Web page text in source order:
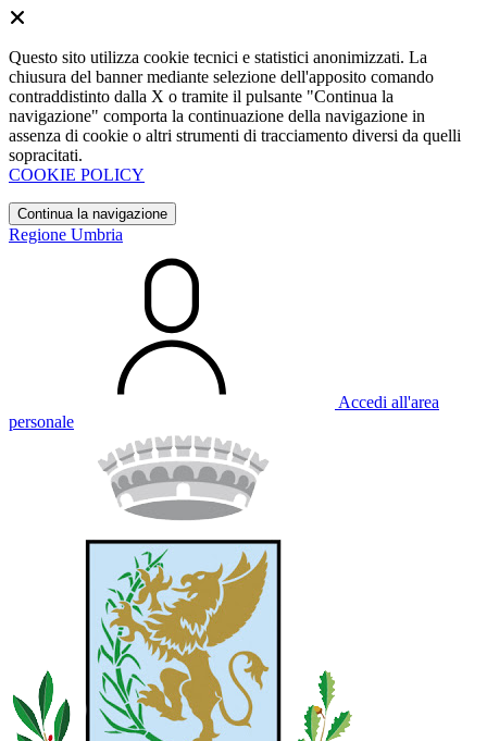
Questo sito utilizza cookie tecnici e statistici anonimizzati. La
chiusura del banner mediante selezione dell'apposito comando
contraddistinto dalla X o tramite il pulsante "Continua la
navigazione" comporta la continuazione della navigazione in
assenza di cookie o altri strumenti di tracciamento diversi da quelli
sopracitati.
COOKIE POLICY
Continua la navigazione
Regione Umbria
Accedi all'area
personale